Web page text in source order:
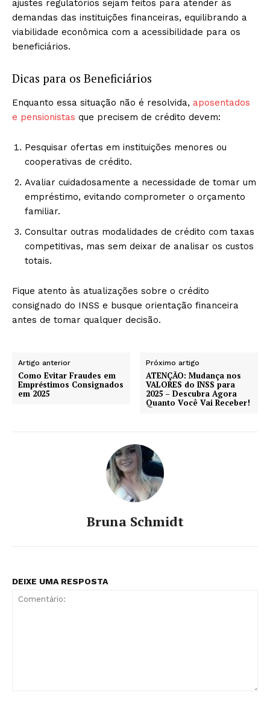
ajustes regulatórios sejam feitos para atender às
demandas das instituições financeiras, equilibrando a
viabilidade econômica com a acessibilidade para os
beneficiários.
Dicas para os Beneficiários
Enquanto essa situação não é resolvida, aposentados
e pensionistas que precisem de crédito devem:
Pesquisar ofertas em instituições menores ou
cooperativas de crédito.
Avaliar cuidadosamente a necessidade de tomar um
empréstimo, evitando comprometer o orçamento
familiar.
Consultar outras modalidades de crédito com taxas
competitivas, mas sem deixar de analisar os custos
totais.
Fique atento às atualizações sobre o crédito
consignado do INSS e busque orientação financeira
antes de tomar qualquer decisão.
Artigo anterior
Como Evitar Fraudes em
Empréstimos Consignados
em 2025
Próximo artigo
ATENÇÃO: Mudança nos
VALORES do INSS para
2025 – Descubra Agora
Quanto Você Vai Receber!
Bruna Schmidt
DEIXE UMA RESPOSTA